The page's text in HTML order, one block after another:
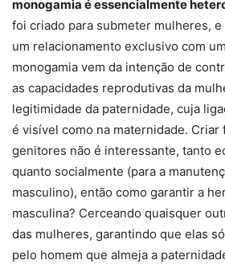
monogamia é essencialmente
foi criado para submeter mulheres,
um relacionamento exclusivo com
monogamia vem da intenção de
as capacidades reprodutivas da
legitimidade da paternidade, cuja
é visível como na maternidade. Criar
genitores não é interessante, tanto
quanto socialmente (para a
masculino), então como garantir a
masculina? Cerceando quaisquer
das mulheres, garantindo que elas
pelo homem que almeja a